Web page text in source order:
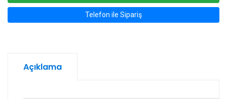
Telefon ile Sipariş
Açıklama